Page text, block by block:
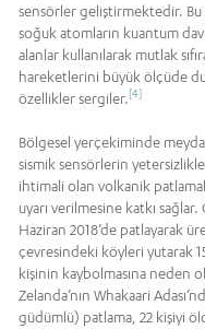
sensörler geliştirmektedir. Bu
soğuk atomların kuantum
alanlar kullanılarak mutlak
hareketlerini büyük ölçüde
özellikler sergiler. [4]
Bölgesel yerçekiminde
sismik sensörlerin
ihtimali olan volkanik
uyarı verilmesine katkı
Haziran 2018’de patlayarak
çevresindeki köyleri yutarak
kişinin kaybolmasına neden
Zelanda’nın Whakaari
güdümlü) patlama, 22 kişiyi